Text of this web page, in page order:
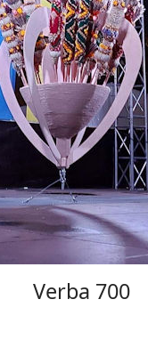
Verba 700